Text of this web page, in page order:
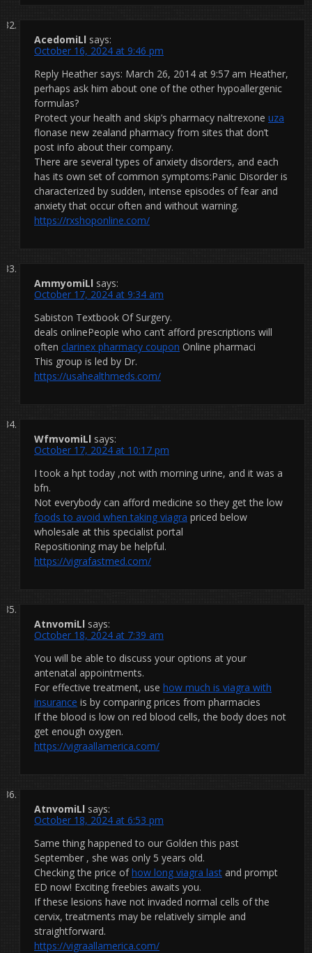
AcedomiLl says:
October 16, 2024 at 9:46 pm
Reply Heather says: March 26, 2014 at 9:57 am Heather,
perhaps ask him about one of the other hypoallergenic
formulas?
Protect your health and skip’s pharmacy naltrexone uza
flonase new zealand pharmacy from sites that don’t
post info about their company.
There are several types of anxiety disorders, and each
has its own set of common symptoms:Panic Disorder is
characterized by sudden, intense episodes of fear and
anxiety that occur often and without warning.
https://rxshoponline.com/
AmmyomiLl says:
October 17, 2024 at 9:34 am
Sabiston Textbook Of Surgery.
deals onlinePeople who can’t afford prescriptions will
often clarinex pharmacy coupon Online pharmaci
This group is led by Dr.
https://usahealthmeds.com/
WfmvomiLl says:
October 17, 2024 at 10:17 pm
I took a hpt today ,not with morning urine, and it was a
bfn.
Not everybody can afford medicine so they get the low
foods to avoid when taking viagra priced below
wholesale at this specialist portal
Repositioning may be helpful.
https://vigrafastmed.com/
AtnvomiLl says:
October 18, 2024 at 7:39 am
You will be able to discuss your options at your
antenatal appointments.
For effective treatment, use how much is viagra with
insurance is by comparing prices from pharmacies
If the blood is low on red blood cells, the body does not
get enough oxygen.
https://vigraallamerica.com/
AtnvomiLl says:
October 18, 2024 at 6:53 pm
Same thing happened to our Golden this past
September , she was only 5 years old.
Checking the price ofhow long viagra last and prompt
ED now! Exciting freebies awaits you.
If these lesions have not invaded normal cells of the
cervix, treatments may be relatively simple and
straightforward.
https://vigraallamerica.com/